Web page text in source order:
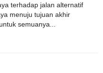
terhadap jalan alternatif
menuju tujuan akhir
semuanya...